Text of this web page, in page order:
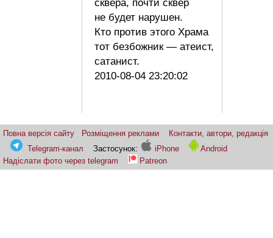
сквера, почти сквер
не будет нарушен.
Кто против этого Храма
тот безбожник — атеист,
сатанист.
2010-08-04 23:20:02
Повна версія сайту Розміщення реклами
Контакти, автори, редакція
Telegram-канал
Застосунок: iPhone
Android
Надіслати фото через telegram
Patreon